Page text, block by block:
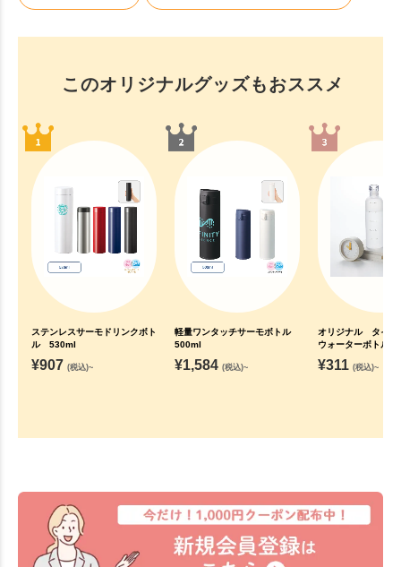
このオリジナルグッズもおススメ
ステンレスサーモドリンクボト
ル 530ml
¥907 (税込)~
軽量ワンタッチサーモボトル
500ml
¥1,584 (税込)~
オリジナル タイ
ウォーターボトル
¥311 (税込)~